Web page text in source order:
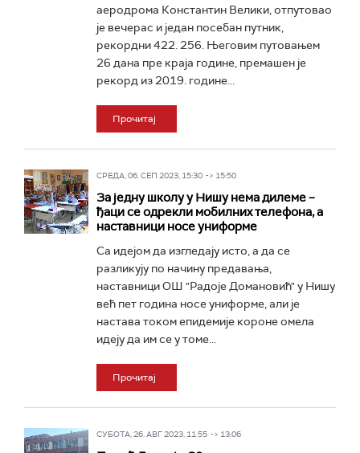
аеродрома Константин Велики, отпутовао
је вечерас и један посебан путник,
рекордни 422. 256. Његовим путовањем
26 дана пре краја године, премашен је
рекорд из 2019. године...
Прочитај
СРЕДА, 06. СЕП 2023, 15:30 -> 15:50
За једну школу у Нишу нема дилеме –
ђаци се одрекли мобилних телефона, а
наставници носе униформе
Са идејом да изгледају исто, а да се
разликују по начину предавања,
наставници ОШ "Радоје Домановић" у Нишу
већ пет година носе униформе, али је
настава током епидемије короне омела
идеју да им се у томе...
Прочитај
СУБОТА, 26. АВГ 2023, 11:55 -> 13:06